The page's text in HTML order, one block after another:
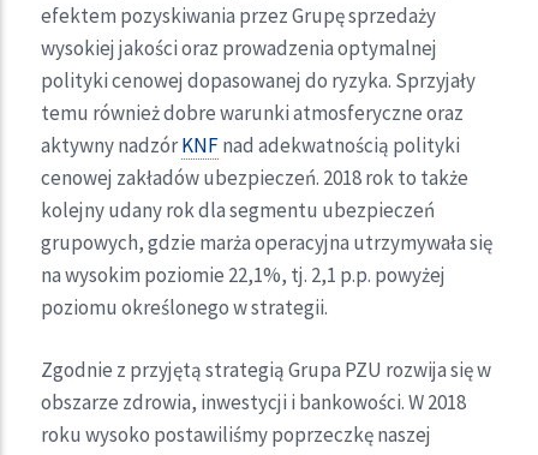
efektem pozyskiwania przez Grupę sprzedaży
wysokiej jakości oraz prowadzenia optymalnej
polityki cenowej dopasowanej do ryzyka. Sprzyjały
temu również dobre warunki atmosferyczne oraz
aktywny nadzórKNFnad adekwatnością polityki
cenowej zakładów ubezpieczeń. 2018 rok to także
kolejny udany rok dla segmentu ubezpieczeń
grupowych, gdzie marża operacyjna utrzymywała się
na wysokim poziomie 22,1%, tj. 2,1 p.p. powyżej
poziomu określonego w strategii.
Zgodnie z przyjętą strategią Grupa PZU rozwija się w
obszarze zdrowia, inwestycji i bankowości. W 2018
roku wysoko postawiliśmy poprzeczkę naszej